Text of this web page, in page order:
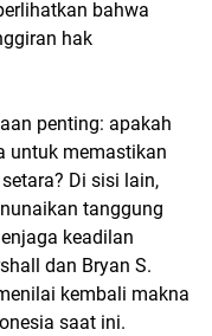
bahwa
hak
penting: apakah
untuk memastikan
Di sisi lain,
tanggung
keadilan
dan Bryan S.
kembali makna
saat ini.